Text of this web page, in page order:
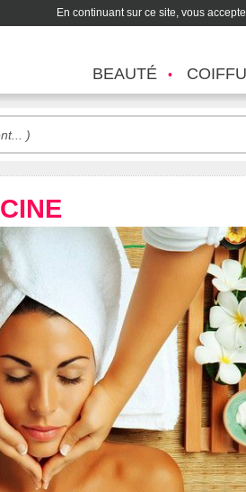
En continuant sur ce site, vous
BEAUTÉ